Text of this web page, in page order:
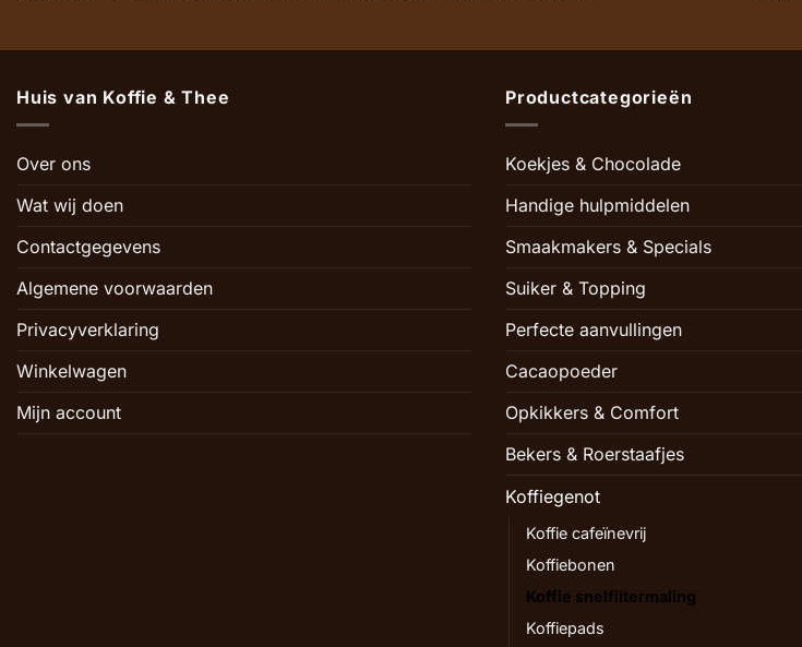
Huis van Koffie & Thee
Over ons
Wat wij doen
Contactgegevens
Algemene voorwaarden
Privacyverklaring
Winkelwagen
Mijn account
Productcategorieën
Koekjes & Chocolade
Handige hulpmiddelen
Smaakmakers & Specials
Suiker & Topping
Perfecte aanvullingen
Cacaopoeder
Opkikkers & Comfort
Bekers & Roerstaafjes
Koffiegenot
Koffie cafeïnevrij
Koffiebonen
Koffie snelfiltermaling
Koffiepads